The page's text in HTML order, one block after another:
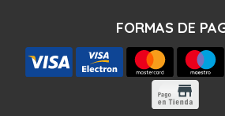
FORMAS DE